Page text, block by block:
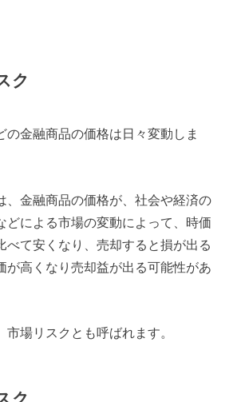
ク
の金融商品の価格は日々変動しま
、金融商品の価格が、社会や経済の
どによる市場の変動によって、時価
べて安くなり、売却すると損が出る
が高くなり売却益が出る可能性があ
場リスクとも呼ばれます。